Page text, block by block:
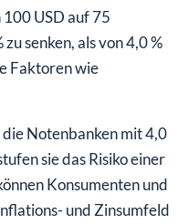
USD auf 75
senken, als von 4,0 %
Faktoren wie
Notenbanken mit 4,0
sie das Risiko einer
Konsumenten und
und Zinsumfeld